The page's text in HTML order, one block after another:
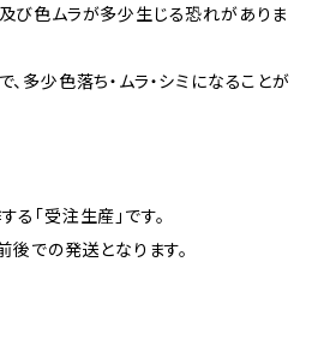
び色ムラが多少生じる恐れがありま
、多少色落ち・ムラ・シミになることが
る「受注生産」です。
後での発送となります。